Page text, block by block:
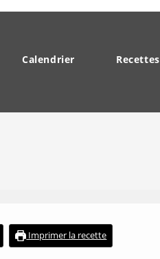
Calendrier Recettes
Imprimer la recette